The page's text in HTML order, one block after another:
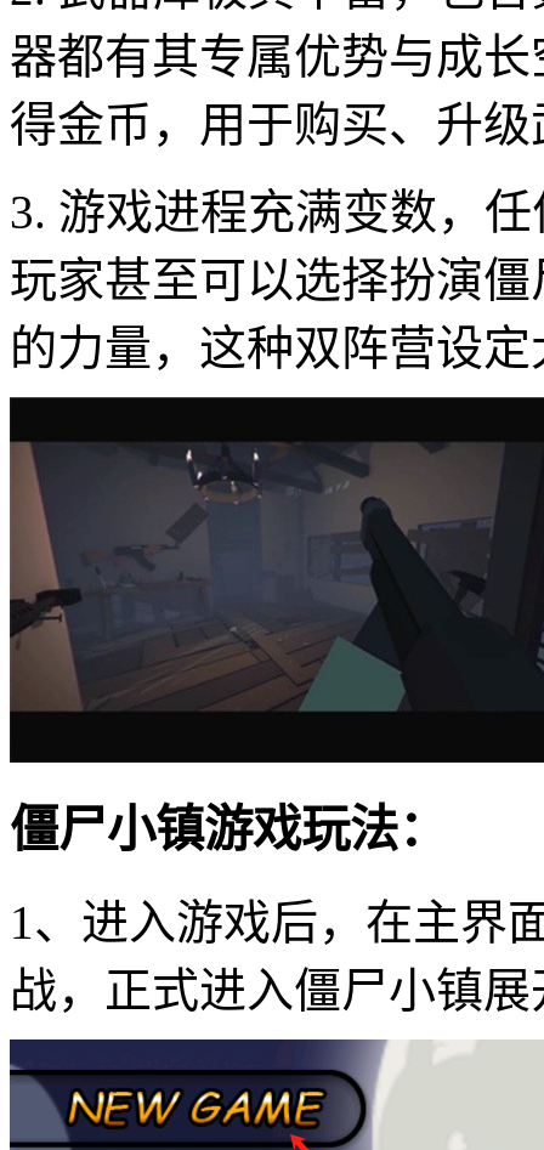
器都有其专属优势与成
得金币，用于购买、升
3. 游戏进程充满变数，
玩家甚至可以选择扮演
的力量，这种双阵营设
僵尸小镇游戏玩法：
1、进入游戏后，在主界
战，正式进入僵尸小镇